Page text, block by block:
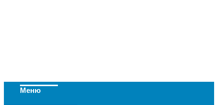
Меню